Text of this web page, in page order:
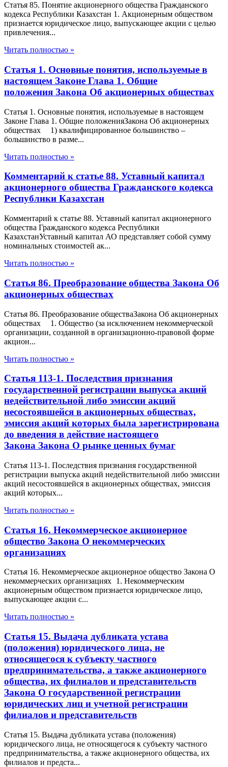
Статья 85. Понятие акционерного общества Гражданского
кодекса Республики Казахстан 1. Акционерным обществом
признается юридическое лицо, выпускающее акции с целью
привлечения...
Читать полностью »
Статья 1. Основные понятия, используемые в
настоящем Законе Глава 1. Общие
положения Закона Об акционерных обществах
Статья 1. Основные понятия, используемые в настоящем
Законе Глава 1. Общие положенияЗакона Об акционерных
обществах 1) квалифицированное большинство –
большинство в разме...
Читать полностью »
Комментарий к статье 88. Уставный капитал
акционерного общества Гражданского кодекса
Республики Казахстан
Комментарий к статье 88. Уставный капитал акционерного
общества Гражданского кодекса Республики
КазахстанУставный капитал АО представляет собой сумму
номинальных стоимостей ак...
Читать полностью »
Статья 86. Преобразование общества Закона Об
акционерных обществах
Статья 86. Преобразование обществаЗакона Об акционерных
обществах 1. Общество (за исключением некоммерческой
организации, созданной в организационно-правовой форме
акцион...
Читать полностью »
Статья 113-1. Последствия признания
государственной регистрации выпуска акций
недействительной либо эмиссии акций
несостоявшейся в акционерных обществах,
эмиссия акций которых была зарегистрирована
до введения в действие настоящего
Закона Закона О рынке ценных бумаг
Статья 113-1. Последствия признания государственной
регистрации выпуска акций недействительной либо эмиссии
акций несостоявшейся в акционерных обществах, эмиссия
акций которых...
Читать полностью »
Статья 16. Некоммерческое акционерное
общество Закона О некоммерческих
организациях
Статья 16. Некоммерческое акционерное общество Закона О
некоммерческих организациях 1. Некоммерческим
акционерным обществом признается юридическое лицо,
выпускающее акции с...
Читать полностью »
Статья 15. Выдача дубликата устава
(положения) юридического лица, не
относящегося к субъекту частного
предпринимательства, а также акционерного
общества, их филиалов и представительств
Закона О государственной регистрации
юридических лиц и учетной регистрации
филиалов и представительств
Статья 15. Выдача дубликата устава (положения)
юридического лица, не относящегося к субъекту частного
предпринимательства, а также акционерного общества, их
филиалов и предста...